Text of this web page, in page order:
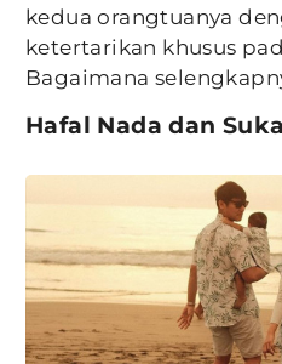
kedua orangtuanya
ketertarikan khusus
Bagaimana
Hafal Nada dan